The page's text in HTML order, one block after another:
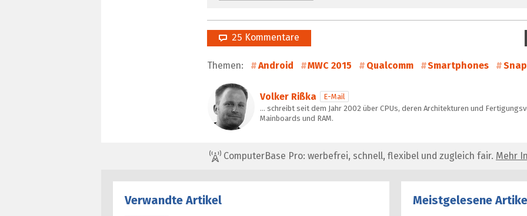
25 Kommentare
Themen: Android MWC 2015 Qualcomm Smartphones
Volker Rißka
E-Mail
… schreibt seit dem Jahr 2002 über CPUs, deren Architekturen und
Mainboards und RAM.
ComputerBase Pro: werbefrei, schnell, flexibel und zugleich fair. Mehr
Verwandte Artikel
Meistgelesene